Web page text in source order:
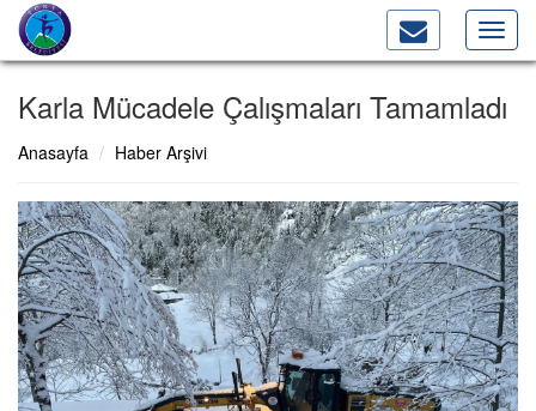
Karla Mücadele Çalışmaları Tamamladı
Anasayfa Haber Arşivi